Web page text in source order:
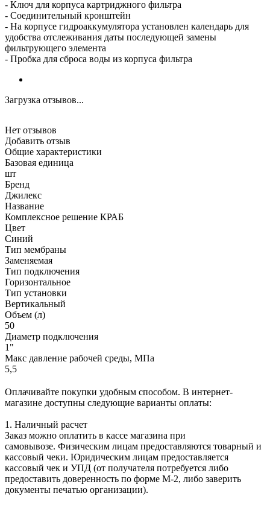
- Ключ для корпуса картриджного фильтра
- Соединительный кронштейн
- На корпусе гидроаккумулятора установлен календарь для
удобства отслеживания даты последующей замены
фильтрующего элемента
- Пробка для сброса воды из корпуса фильтра
Загрузка отзывов...
Нет отзывов
Добавить отзыв
Общие характеристики
Базовая единица
шт
Бренд
Джилекс
Название
Комплексное решение КРАБ
Цвет
Синий
Тип мембраны
Заменяемая
Тип подключения
Горизонтальное
Тип установки
Вертикальный
Объем (л)
50
Диаметр подключения
1"
Макс давление рабочей среды, МПа
5,5
Оплачивайте покупки удобным способом. В интернет-
магазине доступны следующие варианты оплаты:
1. Наличный расчет
Заказ можно оплатить в кассе магазина при
самовывозе. Физическим лицам предоставляются товарный и
кассовый чеки. Юридическим лицам предоставляется
кассовый чек и УПД (от получателя потребуется либо
предоставить доверенность по форме М-2, либо заверить
документы печатью организации).